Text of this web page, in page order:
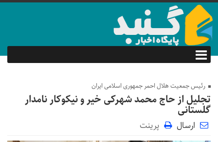
رئیس جمعیت هلال احمر جمهوری اسلامی ایران
تجلیل از حاج محمد شهرکی خیر و نیکوکار نامدار
گلستانی
ارسال پرینت